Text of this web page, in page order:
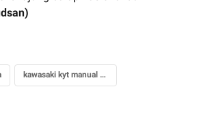
kawasaki kyt manual tech